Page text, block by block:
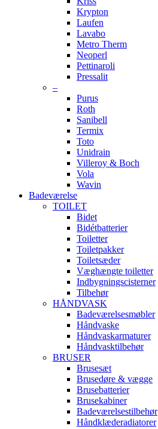
Krypton
Laufen
Lavabo
Metro Therm
Neoperl
Pettinaroli
Pressalit
–
Purus
Roth
Sanibell
Termix
Toto
Unidrain
Villeroy & Boch
Vola
Wavin
Badeværelse
TOILET
Bidet
Bidétbatterier
Toiletter
Toiletpakker
Toiletsæder
Væghængte toiletter
Indbygningscisterner
Tilbehør
HÅNDVASK
Badeværelsesmøbler
Håndvaske
Håndvaskarmaturer
Håndvasktilbehør
BRUSER
Brusesæt
Brusedøre & vægge
Brusebatterier
Brusekabiner
Badeværelsestilbehør
Håndklæderadiatorer